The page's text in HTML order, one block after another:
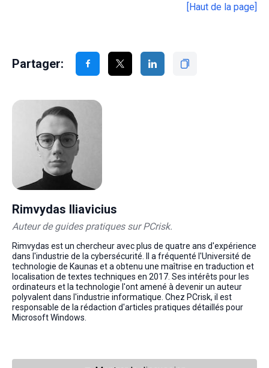
[Haut de la page]
Partager:
Rimvydas Iliavicius
Auteur de guides pratiques sur PCrisk.
Rimvydas est un chercheur avec plus de quatre ans d'expérience
dans l'industrie de la cybersécurité. Il a fréquenté l'Université de
technologie de Kaunas et a obtenu une maîtrise en traduction et
localisation de textes techniques en 2017. Ses intérêts pour les
ordinateurs et la technologie l'ont amené à devenir un auteur
polyvalent dans l'industrie informatique. Chez PCrisk, il est
responsable de la rédaction d'articles pratiques détaillés pour
Microsoft Windows.